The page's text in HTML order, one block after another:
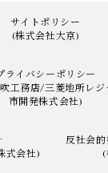
サイトポリシー
(株式会社大京)
ライバシーポリシー
工務店/三菱地所レ
市開発株式会社)
式会社)
反社会
(